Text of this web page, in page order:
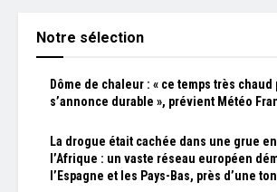
Notre sélection
Dôme de chaleur : « ce temps très
s’annonce durable », prévient Météo
La drogue était cachée dans une grue
l’Afrique : un vaste réseau européen
l’Espagne et les Pays-Bas, près d’une